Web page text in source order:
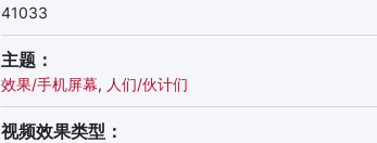
41033
主题：
效果/手机屏幕, 人们/伙计们
视频效果类型：